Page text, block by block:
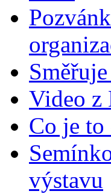
Video z
Co je to
výstavu